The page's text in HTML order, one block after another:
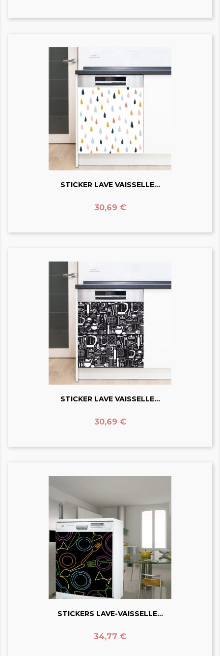
STICKER LAVE VAISSELLE...
Prix
30,69 €
STICKER LAVE VAISSELLE...
Prix
30,69 €
STICKERS LAVE-VAISSELLE...
Prix
34,77 €